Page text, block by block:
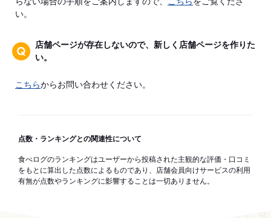
い。
店舗ページが存在しないので、新しく店舗ページを作りた
い。
こちらからお問い合わせください。
点数・ランキングとの関連性について
食べログのランキングはユーザーから投稿された主観的な評価・口コミ
をもとに算出した点数によるものであり、店舗会員向けサービスの利用
有無が点数やランキングに影響することは一切ありません。